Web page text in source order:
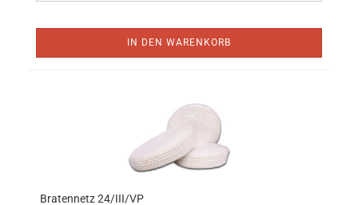
IN DEN WARENKORB
Bratennetz 24/III/VP